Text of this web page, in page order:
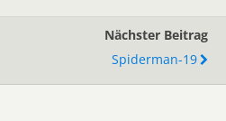
Nächster Beitrag
Spiderman-19